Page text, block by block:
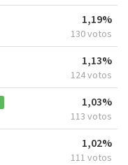
1,19%
130 votos
1,13%
124 votos
1,03%
113 votos
1,02%
111 votos